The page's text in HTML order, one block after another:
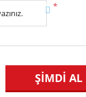
*
ŞİMDİ AL